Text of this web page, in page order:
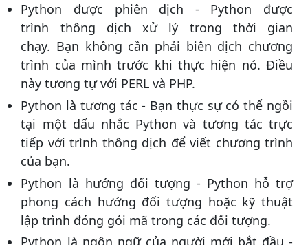
Python được phiên dịch - Python được
trình thông dịch xử lý trong thời gian
chạy. Bạn không cần phải biên dịch chương
trình của mình trước khi thực hiện nó. Điều
này tương tự với PERL và PHP.
Python là tương tác - Bạn thực sự có thể ngồi
tại một dấu nhắc Python và tương tác trực
tiếp với trình thông dịch để viết chương trình
của bạn.
Python là hướng đối tượng - Python hỗ trợ
phong cách hướng đối tượng hoặc kỹ thuật
lập trình đóng gói mã trong các đối tượng.